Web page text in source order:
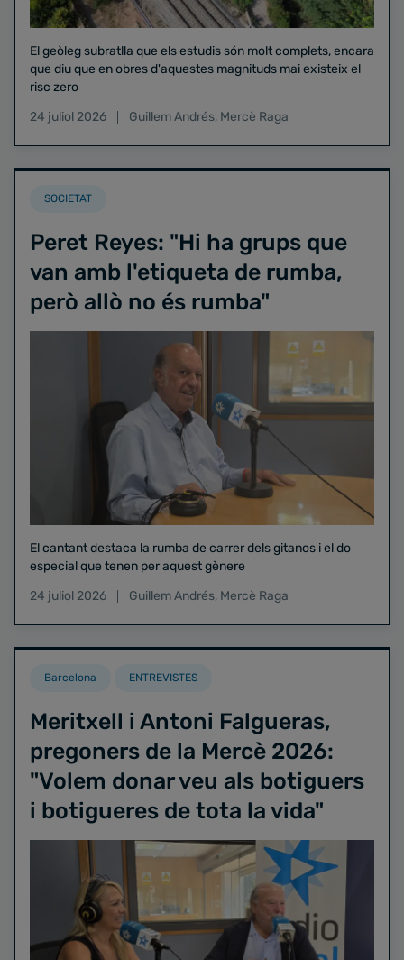
El geòleg subratlla que els estudis són molt complets, encara
que diu que en obres d'aquestes magnituds mai existeix el
risc zero
24 juliol 2026
Guillem Andrés, Mercè Raga
SOCIETAT
Peret Reyes: "Hi ha grups que
van amb l'etiqueta de rumba,
però allò no és rumba"
El cantant destaca la rumba de carrer dels gitanos i el do
especial que tenen per aquest gènere
24 juliol 2026
Guillem Andrés, Mercè Raga
Barcelona ENTREVISTES
Meritxell i Antoni Falgueras,
pregoners de la Mercè 2026:
"Volem donar veu als botiguers
i botigueres de tota la vida"